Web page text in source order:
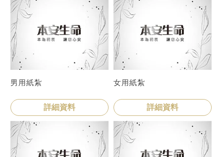
男用紙紮
詳細資料
女用紙紮
詳細資料